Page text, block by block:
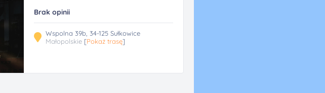
Brak opinii
Wspolna 39b, 34-125 Sułkowice
Małopolskie [Pokaż trasę]